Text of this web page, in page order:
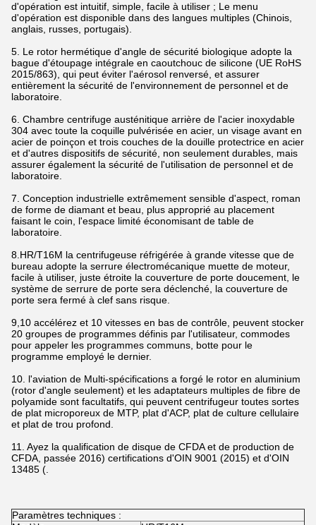
d'opération est intuitif, simple, facile à utiliser ; Le menu
d'opération est disponible dans des langues multiples (Chinois,
anglais, russes, portugais).
5. Le rotor hermétique d'angle de sécurité biologique adopte la
bague d'étoupage intégrale en caoutchouc de silicone (UE RoHS
2015/863), qui peut éviter l'aérosol renversé, et assurer
entièrement la sécurité de l'environnement de personnel et de
laboratoire.
6. Chambre centrifuge austénitique arrière de l'acier inoxydable
304 avec toute la coquille pulvérisée en acier, un visage avant en
acier de poinçon et trois couches de la douille protectrice en acier
et d'autres dispositifs de sécurité, non seulement durables, mais
assurer également la sécurité de l'utilisation de personnel et de
laboratoire.
7. Conception industrielle extrêmement sensible d'aspect, roman
de forme de diamant et beau, plus approprié au placement
faisant le coin, l'espace limité économisant de table de
laboratoire.
8.HR/T16M la centrifugeuse réfrigérée à grande vitesse que de
bureau adopte la serrure électromécanique muette de moteur,
facile à utiliser, juste étroite la couverture de porte doucement, le
système de serrure de porte sera déclenché, la couverture de
porte sera fermé à clef sans risque.
9,10 accélérez et 10 vitesses en bas de contrôle, peuvent stocker
20 groupes de programmes définis par l'utilisateur, commodes
pour appeler les programmes communs, botte pour le
programme employé le dernier.
10. l'aviation de Multi-spécifications a forgé le rotor en aluminium
(rotor d'angle seulement) et les adaptateurs multiples de fibre de
polyamide sont facultatifs, qui peuvent centrifugeur toutes sortes
de plat microporeux de MTP, plat d'ACP, plat de culture cellulaire
et plat de trou profond.
11. Ayez la qualification de disque de CFDA et de production de
CFDA, passée 2016) certifications d'OIN 9001 (2015) et d'OIN
13485 (.
Paramètres techniques :